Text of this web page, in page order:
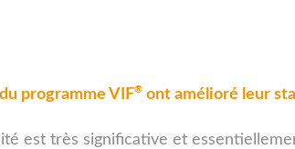
programme VIF® ont amélioré leur
est très significative et